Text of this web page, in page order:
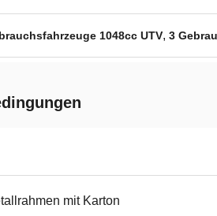
1048cc UTV, 3
mit Karton